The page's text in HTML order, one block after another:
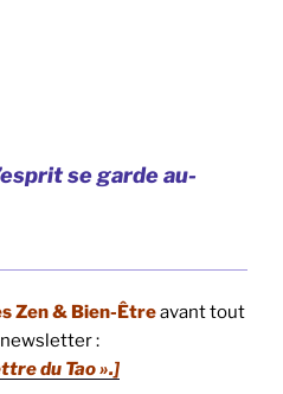
se garde au-
Zen & Bien-Êtreavant tout
:
du Tao ».]